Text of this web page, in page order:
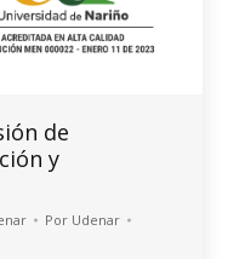
de
y
Por Udenar